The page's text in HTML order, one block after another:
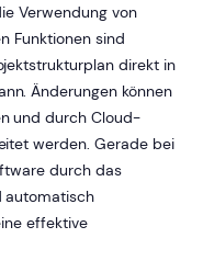
Verwendung von
Funktionen sind
direkt in
Änderungen können
und durch Cloud-
werden. Gerade bei
durch das
automatisch
effektive